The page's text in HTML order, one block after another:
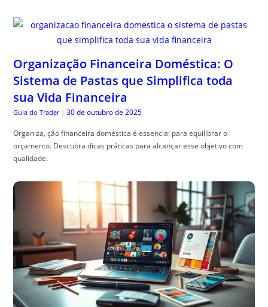
Organização Financeira Doméstica: O
Sistema de Pastas que Simplifica toda
sua Vida Financeira
Guia do Trader | 30 de outubro de 2025
Organiza, ção financeira doméstica é essencial para equilibrar o
orçamento. Descubra dicas práticas para alcançar esse objetivo com
qualidade.